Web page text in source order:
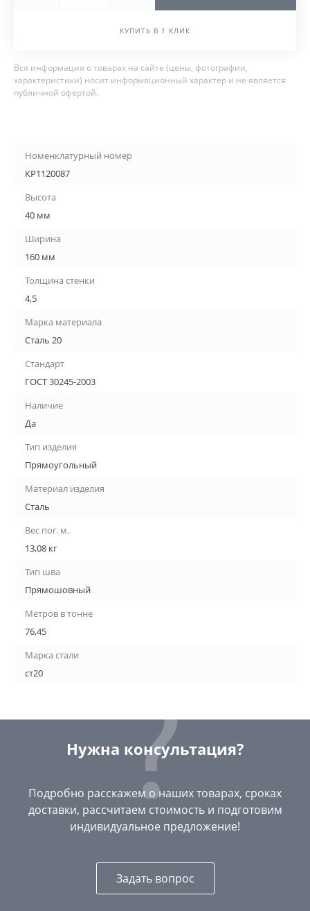
КУПИТЬ В 1 КЛИК
Вся информация о товарах на сайте (цены, фотографии,
характеристики) носит информационный характер и не является
публичной офертой.
Номенклатурный номер
КР1120087
Высота
40 мм
Ширина
160 мм
Толщина стенки
4,5
Марка материала
Сталь 20
Стандарт
ГОСТ 30245-2003
Наличие
Да
Тип изделия
Прямоугольный
Материал изделия
Сталь
Вес пог. м.
13,08 кг
Тип шва
Прямошовный
Метров в тонне
76,45
Марка стали
ст20
Нужна консультация?
Подробно расскажем о наших товарах, сроках
доставки, рассчитаем стоимость и подготовим
индивидуальное предложение!
Задать вопрос